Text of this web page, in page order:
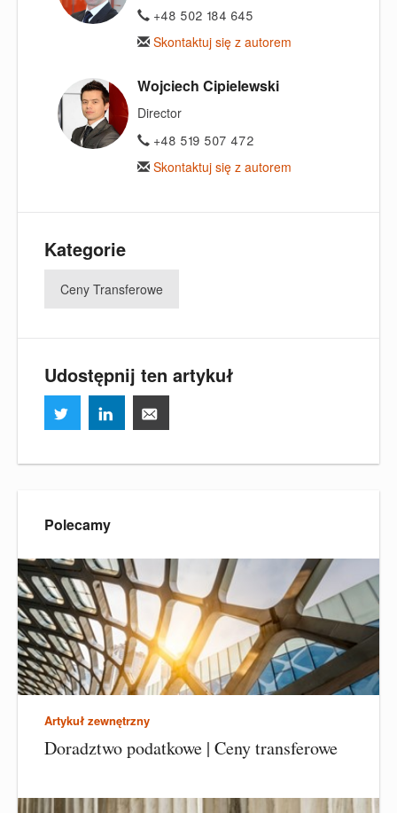
+48 502 184 645
Skontaktuj się z autorem
Wojciech Cipielewski
Director
+48 519 507 472
Skontaktuj się z autorem
Kategorie
Ceny Transferowe
Udostępnij ten artykuł
Polecamy
Artykuł zewnętrzny
Doradztwo podatkowe | Ceny transferowe